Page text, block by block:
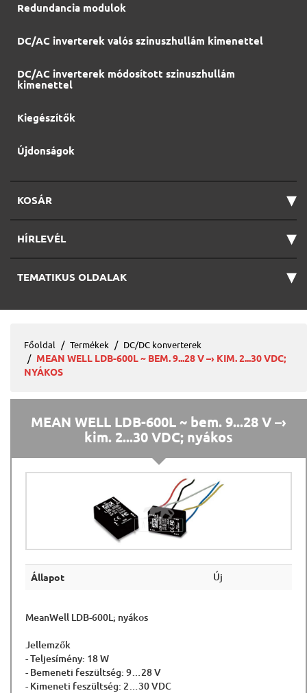
Redundancia modulok
DC/AC inverterek valós szinuszhullám kimenettel
DC/AC inverterek módosított szinuszhullám
kimenettel
Kiegészítők
Újdonságok
KOSÁR ▾
HÍRLEVÉL ▾
TEMATIKUS OLDALAK ▾
Főoldal Termékek DC/DC konverterek
MEAN WELL LDB-600L ~ BEM. 9...28 V –› KIM. 2...30 VDC;
NYÁKOS
MEAN WELL LDB-600L ~ bem. 9...28 V –›
kim. 2...30 VDC; nyákos
Állapot Új
MeanWell LDB-600L; nyákos
Jellemzők
- Teljesímény: 18 W
- Bemeneti feszültség: 9…28 V
- Kimeneti feszültség: 2…30 VDC